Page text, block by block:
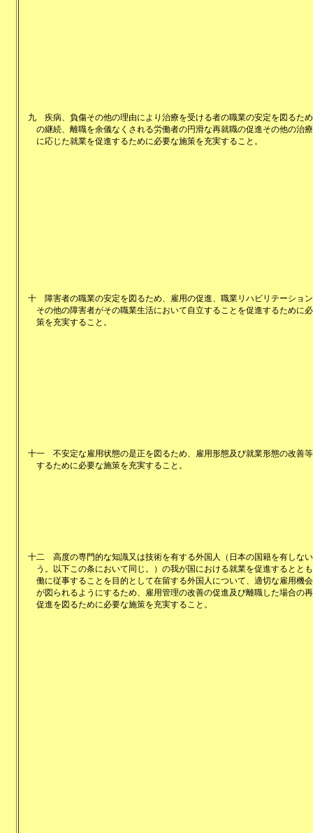
九
疾病、負傷その他の理由により治療を受ける者の職業の安定を図るた
の継続、離職を余儀なくされる労働者の円滑な再就職の促進その他の治
に応じた就業を促進するために必要な施策を充実すること。
十
障害者の職業の安定を図るため、雇用の促進、職業リハビリテーショ
その他の障害者がその職業生活において自立することを促進するために
策を充実すること。
十一
不安定な雇用状態の是正を図るため、雇用形態及び就業形態の改善
するために必要な施策を充実すること。
十二
高度の専門的な知識又は技術を有する外国人（日本の国籍を有しな
う。以下この条において同じ。）の我が国における就業を促進するとと
働に従事することを目的として在留する外国人について、適切な雇用機
が図られるようにするため、雇用管理の改善の促進及び離職した場合の
促進を図るために必要な施策を充実すること。